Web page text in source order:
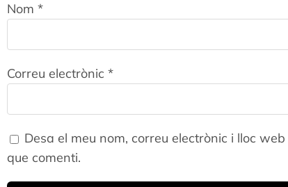
Nom *
Correu electrònic *
Desa el meu nom, correu electrònic i lloc
que comenti.